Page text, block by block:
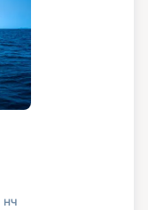
нч